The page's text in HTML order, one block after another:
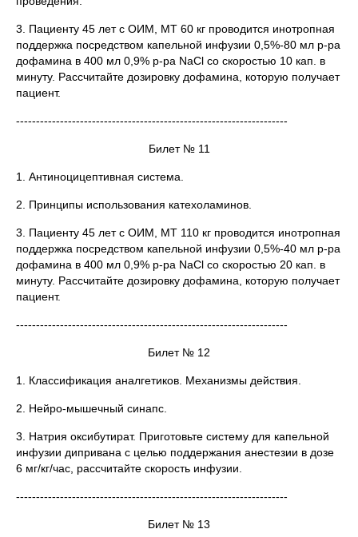
3. Пациенту 45 лет с ОИМ, МТ 60 кг проводится инотропная
поддержка посредством капельной инфузии 0,5%-80 мл р-ра
дофамина в 400 мл 0,9% р-ра NaCl со скоростью 10 кап. в
минуту. Рассчитайте дозировку дофамина, которую получает
пациент.
--------------------------------------------------------------------
Билет № 11
1. Антиноцицептивная система.
2. Принципы использования катехоламинов.
3. Пациенту 45 лет с ОИМ, МТ 110 кг проводится инотропная
поддержка посредством капельной инфузии 0,5%-40 мл р-ра
дофамина в 400 мл 0,9% р-ра NaCl со скоростью 20 кап. в
минуту. Рассчитайте дозировку дофамина, которую получает
пациент.
--------------------------------------------------------------------
Билет № 12
1. Классификация аналгетиков. Механизмы действия.
2. Нейро-мышечный синапс.
3. Натрия оксибутират. Приготовьте систему для капельной
инфузии дипривана с целью поддержания анестезии в дозе
6 мг/кг/час, рассчитайте скорость инфузии.
--------------------------------------------------------------------
Билет № 13